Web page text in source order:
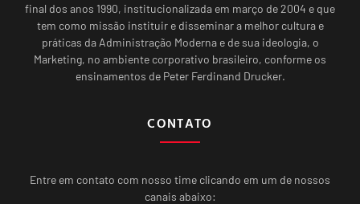
final dos anos 1990, institucionalizada em março de 2004 e que
tem como missão instituir e disseminar a melhor cultura e
práticas da Administração Moderna e de sua ideologia, o
Marketing, no ambiente corporativo brasileiro, conforme os
ensinamentos de Peter Ferdinand Drucker.
CONTATO
Entre em contato com nosso time clicando em um de nossos
canais abaixo: